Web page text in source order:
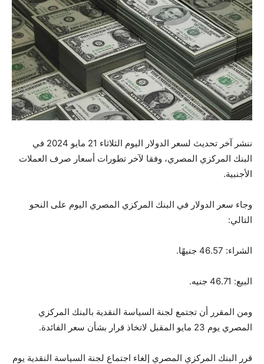
ننشر آخر تحديث لسعر الدولار اليوم الثلاثاء 21 مايو 2024 في
البنك المركزي المصري، وفقا لآخر تطورات أسعار صرف العملات
الأجنبية.
وجاء سعر الدولار في البنك المركزي المصري اليوم على النحو
التالي:
الشراء: 46.57 جنيهًا.
البيع: 46.71 جنيه.
ومن المقرر أن تجتمع لجنة السياسة النقدية بالبنك المركزي
المصري يوم 23 مايو المقبل لاتخاذ قرار بشأن سعر الفائدة.
قرر البنك المركزي المصري إلغاء اجتماع لجنة السياسة النقدية يوم